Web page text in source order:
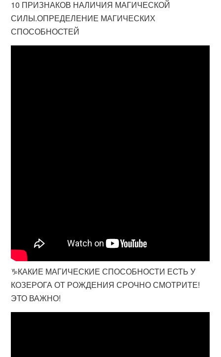
10 ПРИЗНАКОВ НАЛИЧИЯ МАГИЧЕСКОЙ
СИЛЫ.ОПРЕДЕЛЕНИЕ МАГИЧЕСКИХ
СПОСОБНОСТЕЙ
♑КАКИЕ МАГИЧЕСКИЕ СПОСОБНОСТИ ЕСТЬ У
КОЗЕРОГА ОТ РОЖДЕНИЯ СРОЧНО СМОТРИТЕ!
ЭТО ВАЖНО!